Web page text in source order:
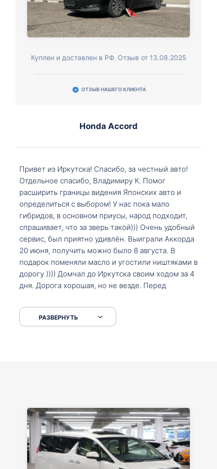
Куплен и доставлен в РФ. Отзыв от 13.08.2025
ОТЗЫВ НАШЕГО КЛИЕНТА
Honda Accord
Привет из Иркутска! Спасибо, за честный авто!
Отдельное спасибо, Владимиру К. Помог
расширить границы видения Японских авто и
определиться с выбором! У нас пока мало
гибридов, в основном приусы, народ подходит,
спрашивает, что за зверь такой))) Очень удобный
сервис, был приятно удивлён. Выиграли Аккорда
20 июня, получить можно было 8 августа. В
подарок поменяли масло и угостили ништяками в
дорогу )))) Домчал до Иркутска своим ходом за 4
дня. Дорога хорошая, но не везде. Перед
серпантинах по пути следования.
РАЗВЕРНУТЬ